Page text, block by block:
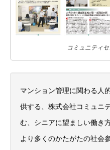
コミュニティ
マンション管理に関わる人
供する、株式会社コミュニ
む、シニアに望ましい働き
より多くのかたがたの社会